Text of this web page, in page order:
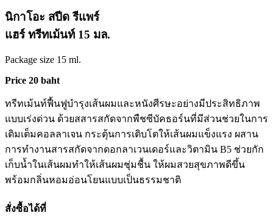
นิกาโอะ สปีด รีแพร์
แฮร์ ทรีทเม้นท์ 15 มล.
Package size 15 ml.
Price 20 baht
ทรีทเม้นท์ฟื้นฟูบำรุงเส้นผมและหนังศีรษะอย่างมีประสิทธิภาพ
แบบเร่งด่วน ด้วยสสารสกัดจากพืชซีบัคธอร์นที่มีส่วนช่วยในการ
เติมเต็มคอลลาเจน กระตุ้นการเติบโตให้เส้นผมแข็งแรง ผสาน
การทำงานสารสกัดจากดอกลาเวนเดอร์และวิตามิน B5 ช่วยกัก
เก็บน้ำในเส้นผมทำให้เส้นผมชุ่มชื้น ให้ผมสวยสุขภาพดีขึ้น
พร้อมกลิ่นหอมอ่อนโยนแบบเป็นธรรมชาติ
สั่งซื้อได้ที่